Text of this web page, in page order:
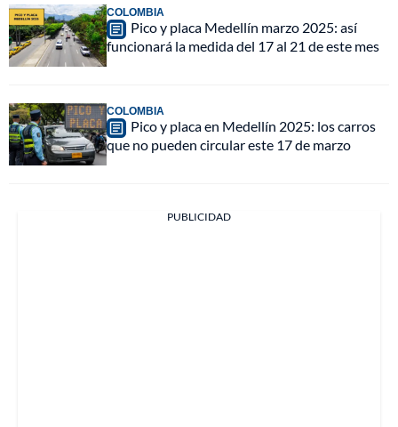
COLOMBIA
Pico y placa Medellín marzo 2025: así
funcionará la medida del 17 al 21 de este mes
COLOMBIA
Pico y placa en Medellín 2025: los carros
que no pueden circular este 17 de marzo
PUBLICIDAD